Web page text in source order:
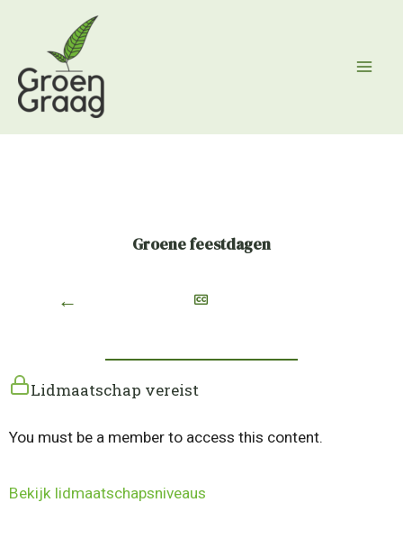
inhoud
Groene feestdagen
←
Lidmaatschap vereist
You must be a member to access this content.
Bekijk lidmaatschapsniveaus